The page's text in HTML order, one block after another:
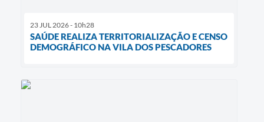
23 JUL 2026 - 10h28
SAÚDE REALIZA TERRITORIALIZAÇÃO E CENSO
DEMOGRÁFICO NA VILA DOS PESCADORES